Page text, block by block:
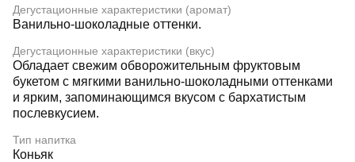
Дегустационные характеристики (аромат)
Ванильно-шоколадные оттенки.
Дегустационные характеристики (вкус)
Обладает свежим обворожительным фруктовым
букетом с мягкими ванильно-шоколадными оттенками
и ярким, запоминающимся вкусом с бархатистым
послевкусием.
Тип напитка
Коньяк